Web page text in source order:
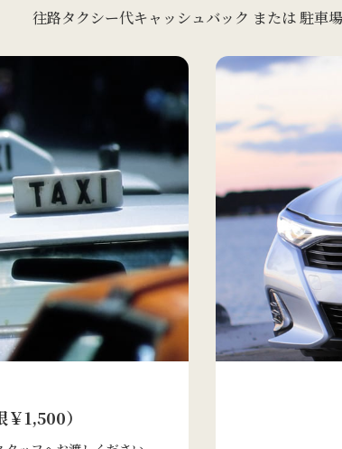
往路タクシー代キャッシュバック または 駐車
1,500）